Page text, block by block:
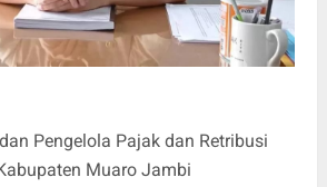
Pengelola Pajak dan Retribusi
Muaro Jambi